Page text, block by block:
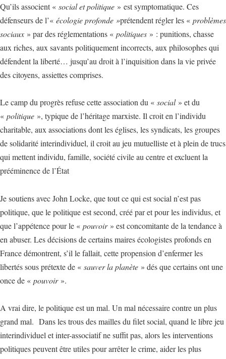
Qu’ils associent « social et politique » est symptomatique. Ces
défenseurs de l’« écologie profonde »prétendent régler les « problèmes
sociaux » par des réglementations « politiques » : punitions, chasse
aux riches, aux savants politiquement incorrects, aux philosophes qui
défendent la liberté… jusqu’au droit à l’inquisition dans la vie privée
des citoyens, assiettes comprises.
Le camp du progrès refuse cette association du « social» et du
« politique », typique de l’héritage marxiste. Il croit en l’individu
charitable, aux associations dont les églises, les syndicats, les groupes
de solidarité interindividuel, il croit au jeu mutuelliste et à plein de trucs
qui mettent individu, famille, société civile au centre et excluent la
prééminence de l’État
Je soutiens avec John Locke, que tout ce qui est social n’est pas
politique, que le politique est second, créé par et pour les individus, et
que l’appétence pour le « pouvoir» est concomitante de la tendance à
en abuser. Les décisions de certains maires écologistes profonds en
France démontrent, s’il le fallait, cette propension d’enfermer les
libertés sous prétexte de « sauver la planète » dés que certains ont une
once de « pouvoir».
A vrai dire, le politique est un mal. Un mal nécessaire contre un plus
grand mal. Dans les trous des mailles du filet social, quand le libre jeu
interindividuel et inter-associatif ne suffit pas, alors les interventions
politiques peuvent être utiles pour arrêter le crime, aider les plus